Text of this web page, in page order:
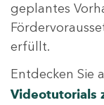
geplantes
erfüllt.
Entdecken Sie
Videotutorials